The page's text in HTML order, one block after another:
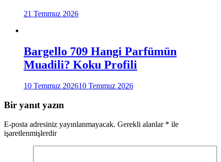
21 Temmuz 2026
Bargello 709 Hangi Parfümün
Muadili? Koku Profili
10 Temmuz 202610 Temmuz 2026
Bir yanıt yazın
E-posta adresiniz yayınlanmayacak. Gerekli alanlar * ile
işaretlenmişlerdir